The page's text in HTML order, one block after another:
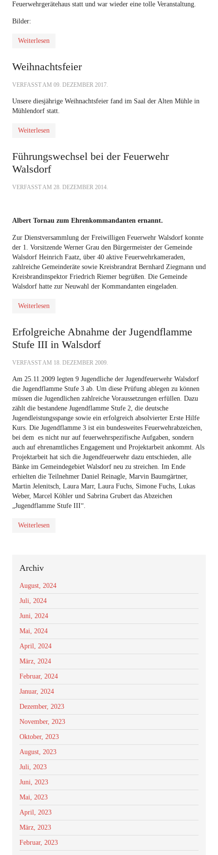
Feuerwehrgerätehaus statt und war wieder eine tolle Veranstaltung.
Bilder:
Weiterlesen
Weihnachtsfeier
VERFASST AM 09. DEZEMBER 2017.
Unsere diesjährige Weihnachtsfeier fand im Saal der Alten Mühle in
Mühlendorf statt.
Weiterlesen
Führungswechsel bei der Feuerwehr
Walsdorf
VERFASST AM 28. DEZEMBER 2014.
Albert Tornau zum Ehrenkommandanten ernannt.
Zur Dienstversammlung der Freiwilligen Feuerwehr Walsdorf konnte
der 1. Vorsitzende Werner Grau den Bürgermeister der Gemeinde
Walsdorf Heinrich Faatz, über 40 aktive Feuerwehrkameraden,
zahlreiche Gemeinderäte sowie Kreisbrandrat Bernhard Ziegmann und
Kreisbrandinspektor Friedrich Riemer begrüßen. Die Gemeinde
Walsdorf hatte zur Neuwahl der Kommandanten eingeladen.
Weiterlesen
Erfolgreiche Abnahme der Jugendflamme
Stufe III in Walsdorf
VERFASST AM 18. DEZEMBER 2009.
Am 25.11.2009 legten 9 Jugendliche der Jugendfeuerwehr Walsdorf
die Jugendflamme Stufe 3 ab. Um diese Prüfung ablegen zu können
müssen die Jugendlichen zahlreiche Voraussetzungen erfüllen. Dazu
zählt die bestandene Jugendflamme Stufe 2, die deutsche
Jugendleistungsspange sowie ein erfolgreich absolvierter Erste Hilfe
Kurs. Die Jugendflamme 3 ist ein bundesweites Feuerwehrabzeichen,
bei dem es nicht nur auf feuerwehrspezifische Aufgaben, sondern
auch auf ehrenamtliches Engagement und Projektarbeit ankommt. Als
Projektarbeit hat sich die Jugendfeuerwehr dazu entschieden, alle
Bänke im Gemeindegebiet Walsdorf neu zu streichen. Im Ende
erhielten die Teilnehmer Daniel Reinagle, Marvin Baumgärtner,
Martin Jelenitsch, Laura Marr, Laura Fuchs, Simone Fuchs, Lukas
Weber, Marcel Köhler und Sabrina Grubert das Abzeichen
„Jugendflamme Stufe III“.
Weiterlesen
Archiv
August, 2024
Juli, 2024
Juni, 2024
Mai, 2024
April, 2024
März, 2024
Februar, 2024
Januar, 2024
Dezember, 2023
November, 2023
Oktober, 2023
August, 2023
Juli, 2023
Juni, 2023
Mai, 2023
April, 2023
März, 2023
Februar, 2023